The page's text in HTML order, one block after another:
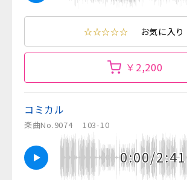
☆☆☆☆☆ お気に入り
￥2,200
コミカル
楽曲No.9074 103-10
0:00/2:41